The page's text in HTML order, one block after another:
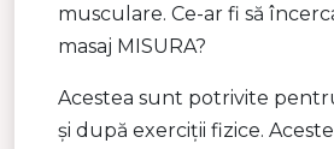
musculare. Ce-ar fi să
masaj MISURA?
Acestea sunt potrivite
și după exerciții fizice.